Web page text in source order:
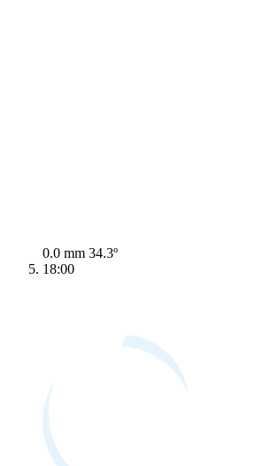
0.0 mm 34.3º
18:00